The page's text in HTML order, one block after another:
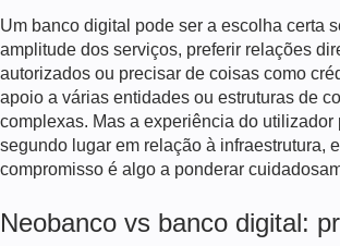
Um banco digital pode ser a escolha certa
amplitude dos serviços, preferir relações
autorizados ou precisar de coisas como
apoio a várias entidades ou estruturas de
complexas. Mas a experiência do utilizador
segundo lugar em relação à infraestrutura,
compromisso é algo a ponderar
Neobanco vs banco digital: